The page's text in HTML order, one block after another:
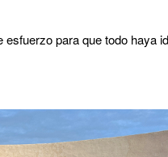
para que todo haya